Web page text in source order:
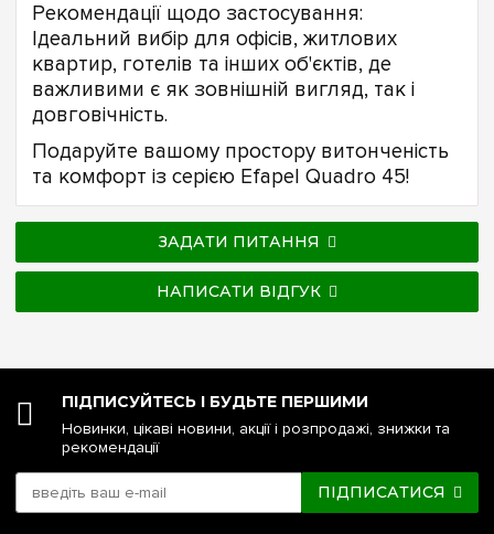
Рекомендації щодо застосування:
Ідеальний вибір для офісів, житлових
квартир, готелів та інших об'єктів, де
важливими є як зовнішній вигляд, так і
довговічність.
Подаруйте вашому простору витонченість
та комфорт із серією Efapel Quadro 45!
ЗАДАТИ ПИТАННЯ
НАПИСАТИ ВІДГУК
ПІДПИСУЙТЕСЬ І БУДЬТЕ ПЕРШИМИ
Новинки, цікаві новини, акції і розпродажі, знижки та
рекомендації
ПІДПИСАТИСЯ